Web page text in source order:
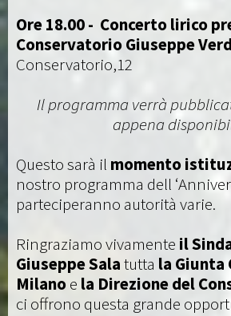
Ore 18.00 - Concerto lirico
Conservatorio Giuseppe
Conservatorio,12
Il programma verrà
appena
Questo sarà il momento
nostro programma dell
parteciperanno autorità varie.
Ringraziamo vivamente il
Giuseppe Salatutta la Giunta
Milanoe la Direzione del
ci offrono questa grande